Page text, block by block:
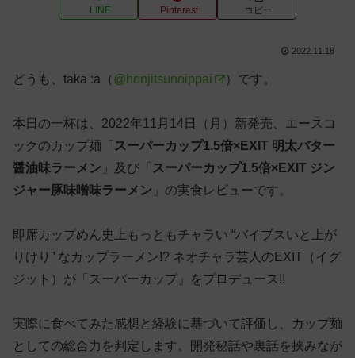
LINE Pinterest コピー
2022.11.18
どうも、taka :a（ @honjitsunoippai ）です。
本日の一杯は、2022年11月14日（月）新発売、エースコ
ックのカップ麺「 スーパーカップ1.5倍×EXIT 明太バター
醤油味ラーメン 」及び「 スーパーカップ1.5倍×EXIT ジン
ジャー豚味噌味ラーメン 」の実食レビューです。
即席カップめん史上もっともチャラい “バイブスいと上が
りけり” なカップラーメン!? ネオチャラ芸人のEXIT（イグ
ジット）が「スーパーカップ」をプロデュース!!
実際に食べてみた感想と経験に基づいて評価し、カップ麺
としての総合力を判定します。開発秘話や裏話を挟みなが